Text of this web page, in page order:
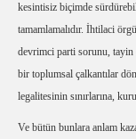
kesintisiz biçimde
tamamlamalıdır. İhtilaci
devrimci parti sorunu, tayin
bir toplumsal çalkantılar
legalitesinin sınırlarına,
Ve bütün bunlara anlam